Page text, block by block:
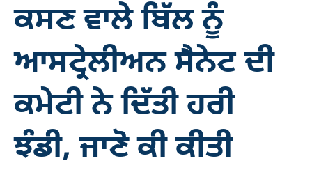
ਕਸਣ ਵਾਲੇ ਬਿੱਲ ਨੂੰ
ਆਸਟ੍ਰੇਲੀਅਨ ਸੈਨੇਟ ਦੀ
ਕਮੇਟੀ ਨੇ ਦਿੱਤੀ ਹਰੀ
ਝੰਡੀ, ਜਾਣੋ ਕੀ ਕੀਤੀ